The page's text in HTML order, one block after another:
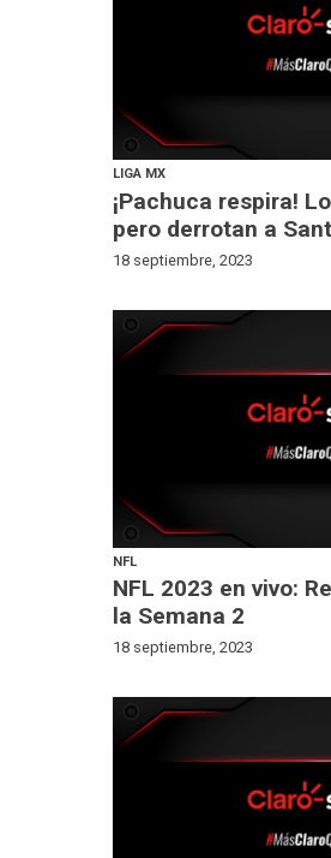
LIGA MX
¡Pachuca respira!
pero derrotan a
18 septiembre, 2023
NFL
NFL 2023 en vivo:
la Semana 2
18 septiembre, 2023